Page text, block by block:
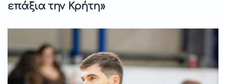
επάξια την Κρήτη»